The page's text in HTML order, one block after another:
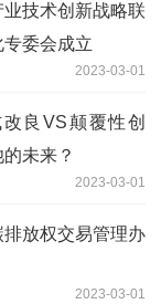
技术创新战略联
委会成立
2023-03-01
良VS颠覆性创
未来？
2023-03-01
放权交易管理办
2023-03-01